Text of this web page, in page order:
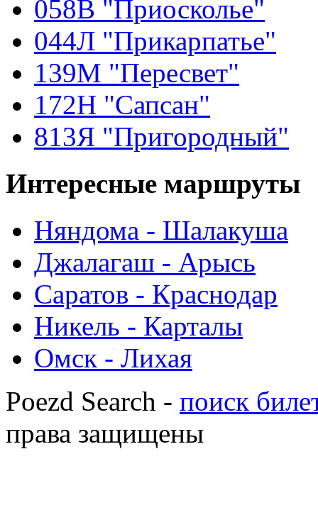
058В "Приосколье"
044Л "Прикарпатье"
139М "Пересвет"
172Н "Сапсан"
813Я "Пригородный"
Интересные маршруты
Няндома - Шалакуша
Джалагаш - Арысь
Саратов - Краснодар
Никель - Карталы
Омск - Лихая
Poezd Search - поиск
права защищены